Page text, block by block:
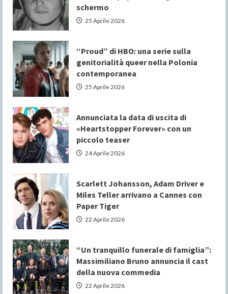
schermo
25 Aprile 2026
“Proud” di HBO: una serie sulla
genitorialità queer nella Polonia
contemporanea
25 Aprile 2026
Annunciata la data di uscita di
«Heartstopper Forever» con un
piccolo teaser
24 Aprile 2026
Scarlett Johansson, Adam Driver e
Miles Teller arrivano a Cannes con
Paper Tiger
22 Aprile 2026
“Un tranquillo funerale di famiglia”:
Massimiliano Bruno annuncia il cast
della nuova commedia
22 Aprile 2026